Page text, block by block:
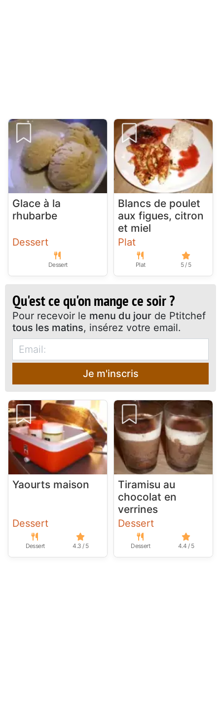
Glace à la
rhubarbe
Dessert
Dessert
Blancs de poulet
aux figues, citron
et miel
Plat
Plat 5 / 5
Qu'est ce qu'on mange ce soir ?
Pour recevoir le menu du jour de Ptitchef
tous les matins, insérez votre email.
Je m'inscris
Yaourts maison
Dessert
Dessert 4.3 / 5
Tiramisu au
chocolat en
verrines
Dessert
Dessert 4.4 / 5